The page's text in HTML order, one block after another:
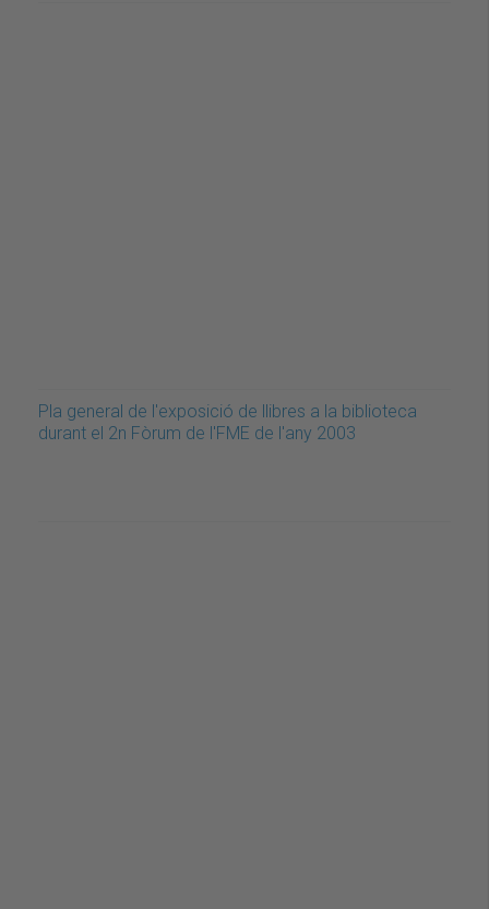
Pla general de l'exposició de llibres a la biblioteca
durant el 2n Fòrum de l'FME de l'any 2003